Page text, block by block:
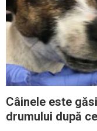
Câinele este
drumului după